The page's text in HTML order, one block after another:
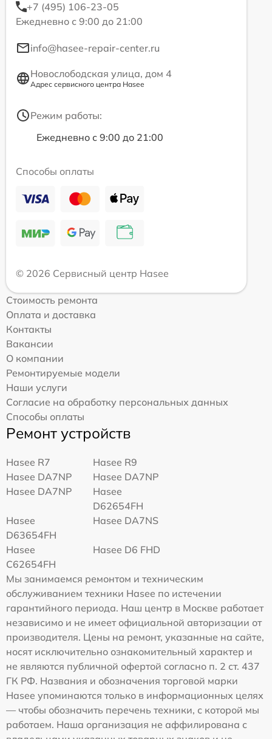
+7 (495) 106-23-05
Ежедневно с 9:00 до 21:00
info@hasee-repair-center.ru
Новослободская улица, дом 4
Адрес сервисного центра Hasee
Режим работы:
Ежедневно с 9:00 до 21:00
Способы оплаты
© 2026 Сервисный центр Hasee
Стоимость ремонта
Оплата и доставка
Контакты
Вакансии
О компании
Ремонтируемые модели
Наши услуги
Согласие на обработку персональных данных
Способы оплаты
Ремонт устройств
Hasee R7
Hasee R9
Hasee DA7NP
Hasee DA7NP
Hasee DA7NP
Hasee
D62654FH
Hasee
D63654FH
Hasee DA7NS
Hasee
C62654FH
Hasee D6 FHD
Мы занимаемся ремонтом и техническим
обслуживанием техники Hasee по истечении
гарантийного периода. Наш центр в Москве работает
независимо и не имеет официальной авторизации от
производителя. Цены на ремонт, указанные на сайте,
носят исключительно ознакомительный характер и
не являются публичной офертой согласно п. 2 ст. 437
ГК РФ. Названия и обозначения торговой марки
Hasee упоминаются только в информационных целях
— чтобы обозначить перечень техники, с которой мы
работаем. Наша организация не аффилирована с